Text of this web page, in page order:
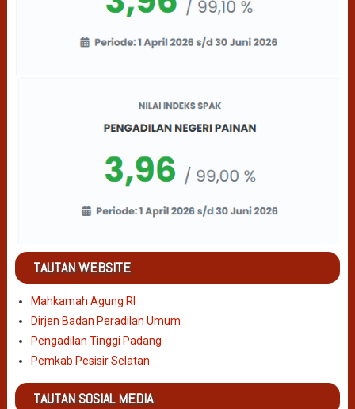
TAUTAN WEBSITE
Mahkamah Agung RI
Dirjen Badan Peradilan Umum
Pengadilan Tinggi Padang
Pemkab Pesisir Selatan
TAUTAN SOSIAL MEDIA